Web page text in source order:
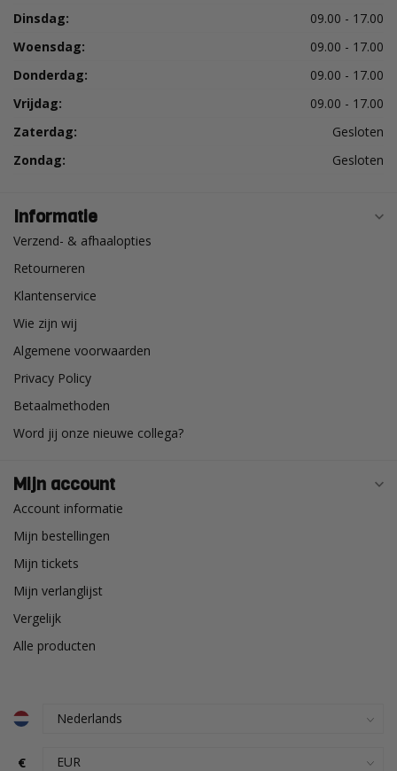
Dinsdag:
09.00 - 17.00
Woensdag:
09.00 - 17.00
Donderdag:
09.00 - 17.00
Vrijdag:
09.00 - 17.00
Zaterdag:
Gesloten
Zondag:
Gesloten
Informatie
Verzend- & afhaalopties
Retourneren
Klantenservice
Wie zijn wij
Algemene voorwaarden
Privacy Policy
Betaalmethoden
Word jij onze nieuwe collega?
Mijn account
Account informatie
Mijn bestellingen
Mijn tickets
Mijn verlanglijst
Vergelijk
Alle producten
€